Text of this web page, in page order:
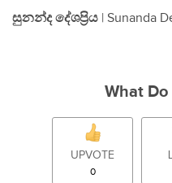
සුනන්ද දේශප්‍රිය | Sunanda
What
UPVOTE
0